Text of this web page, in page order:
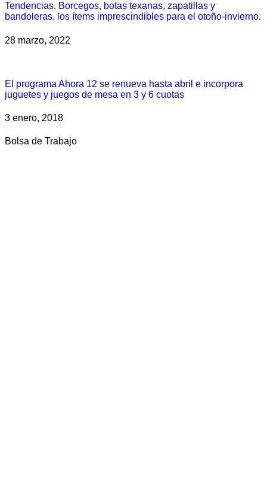
Tendencias. Borcegos, botas texanas, zapatillas y
bandoleras, los ítems imprescindibles para el otoño-invierno.
28 marzo, 2022
El programa Ahora 12 se renueva hasta abril e incorpora
juguetes y juegos de mesa en 3 y 6 cuotas
3 enero, 2018
Bolsa de Trabajo